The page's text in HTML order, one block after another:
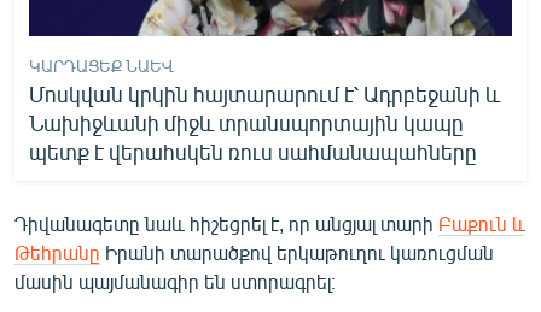
ԿԱՐԴԱՑԵՔ ՆԱԵՎ
Մոսկվան կրկին հայտարարում է՝ Ադրբեջանի և
Նախիջևանի միջև տրանսպորտային կապը
պետք է վերահսկեն ռուս սահմանապահները
Դիվանագետը նաև հիշեցրել է, որ անցյալ տարի Բաքուն և
Թեհրանը Իրանի տարածքով երկաթուղու կառուցման
մասին պայմանագիր են ստորագրել։